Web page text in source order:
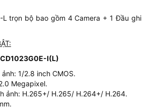
L trọn bộ bao gồm 4 Camera + 1 Đầu ghi
I(L)
1/2.8 inch CMOS.
Megapixel.
ảnh: H.265+/ H.265/ H.264+/ H.264.